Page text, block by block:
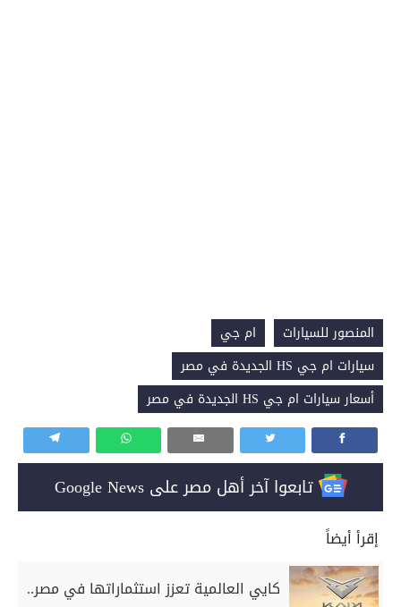
المنصور للسيارات
ام جي
سيارات ام جي HS الجديدة في مصر
أسعار سيارات ام جي HS الجديدة في مصر
تابعوا آخر أهل مصر على Google News
إقرأ أيضاً
كايي العالمية تعزز استثماراتها في مصر..